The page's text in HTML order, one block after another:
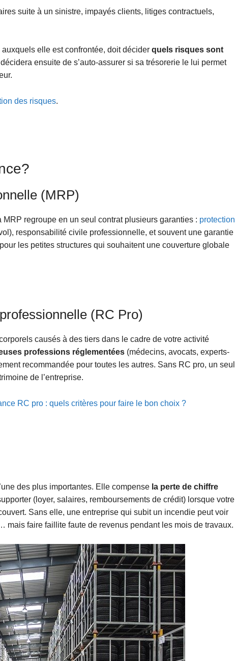
suite à un sinistre, impayés clients, litiges contractuels,
elle est confrontée, doit décider quels risques sont
ensuite de s’auto-assurer si sa trésorerie le lui permet
des risques.
(MRP)
regroupe en un seul contrat plusieurs garanties : protection
responsabilité civile professionnelle, et souvent une garantie
les petites structures qui souhaitent une couverture globale
(RC Pro)
causés à des tiers dans le cadre de votre activité
professions réglementées(médecins, avocats, experts-
recommandée pour toutes les autres. Sans RC pro, un seul
de l’entreprise.
RC pro : quels critères pour faire le bon choix ?
des plus importantes. Elle compense la perte de chiffre
(loyer, salaires, remboursements de crédit) lorsque votre
Sans elle, une entreprise qui subit un incendie peut voir
faire faillite faute de revenus pendant les mois de travaux.